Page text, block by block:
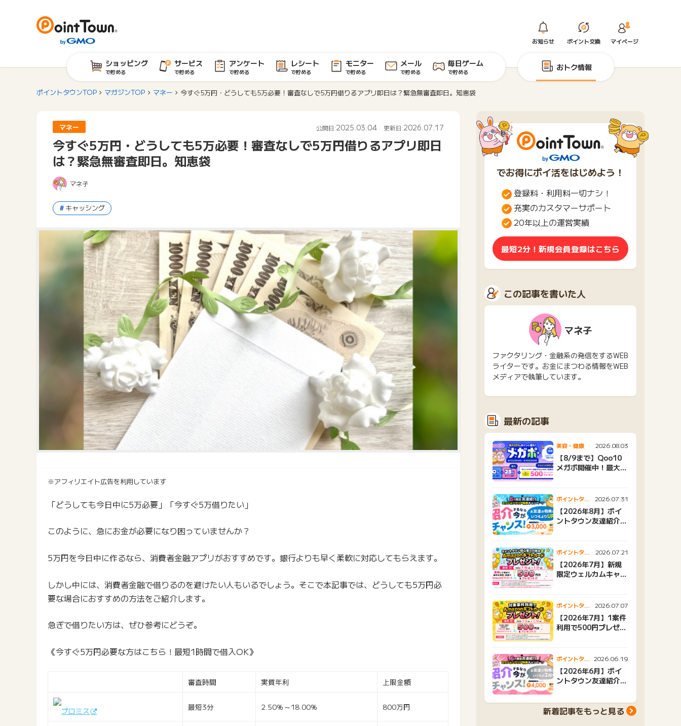
お知らせ ポイント交換 マイページ
ショッピング
で貯める
サービス
で貯める
アンケート
で貯める
レシート
で貯める
モニター
で貯める
メール
で貯める
毎日ゲーム
で貯める おトク情報
ポイントタウンTOP マガジンTOP マネー 今すぐ5万円・どうしても5万必要！審査なしで5万円借りるアプリ即日は？緊急無審査即日。知恵袋
マネー 公開日:2025.03.04 更新日:2026.07.17
今すぐ5万円・どうしても5万必要！審査なしで5万円借りるアプリ即日
は？緊急無審査即日。知恵袋
マネ子
キャッシング
※アフィリエイト広告を利用しています
「どうしても今日中に5万必要」「今すぐ5万借りたい」
このように、急にお金が必要になり困っていませんか？
5万円を今日中に作るなら、消費者金融アプリがおすすめです。銀行よりも早く柔軟に対応してもらえます。
しかし中には、消費者金融で借りるのを避けたい人もいるでしょう。そこで本記事では、どうしても5万円必
要な場合におすすめの方法をご紹介します。
急ぎで借りたい方は、ぜひ参考にどうぞ。
《今すぐ5万円必要な方はこちら！最短1時間で借入OK》
審査時間 実質年利 上限金額
プロミス 最短3分 2.50％～18.00％ 800万円
でお得にポイ活をはじめよう！
登録料・利用料一切ナシ！
充実のカスタマーサポート
20年以上の運営実績
最短2分！新規会員登録はこちら
この記事を書いた人
マネ子
ファクタリング・金融系の発信をするWEB
ライターです。お金にまつわる情報をWEB
メディアで執筆しています。
最新の記事
美容・健康 2026.08.03
【8/9まで】Qoo10
メガポ開催中！最大
ポイントタウ
ンニュース
2026.07.31
【2026年8月】ポイ
ントタウン友達紹介キ
ポイントタウ
ンニュース
2026.07.21
【2026年7月】新規
限定ウェルカムキャン
ポイントタウ
ンニュース
2026.07.07
【2026年7月】1案件
利用で500円プレゼン
ポイントタウ
ンニュース
2026.06.19
【2026年6月】ポイ
ントタウン友達紹介キ
新着記事をもっと見る